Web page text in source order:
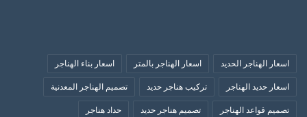
اسعار الهناجر الحديد اسعار الهناجر بالمتر اسعار بناء الهناجر
اسعار حديد الهناجر تركيب هناجر حديد تصميم الهناجر المعدنية
تصميم قواعد الهناجر تصميم هناجر حديد حداد هناجر